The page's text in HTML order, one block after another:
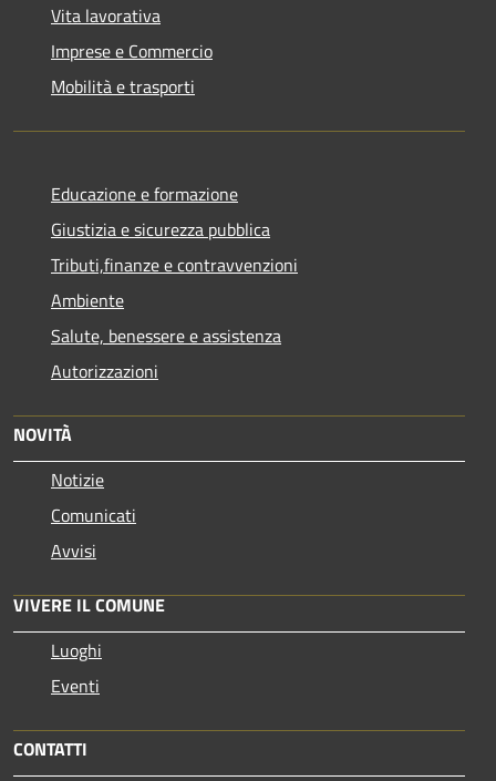
Vita lavorativa
Imprese e Commercio
Mobilità e trasporti
Educazione e formazione
Giustizia e sicurezza pubblica
Tributi,finanze e contravvenzioni
Ambiente
Salute, benessere e assistenza
Autorizzazioni
NOVITÀ
Notizie
Comunicati
Avvisi
VIVERE IL COMUNE
Luoghi
Eventi
CONTATTI